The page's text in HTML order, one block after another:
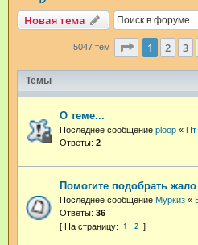
Новая тема
5047 тем Страница
1 2 3
Темы
О теме...
Последнее сообщение ploop « Пт
Ответы: 2
Помогите подобрать
Последнее сообщение Муркиз «
Ответы: 36
1 2